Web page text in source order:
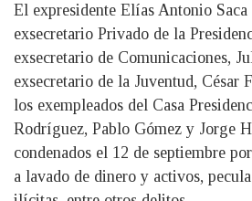
El expresidente Elías Antonio Saca
exsecretario Privado de la
exsecretario de Comunicaciones,
exsecretario de la Juventud, César
los exempleados del Casa
Rodríguez, Pablo Gómez y Jorge
condenados el 12 de septiembre
a lavado de dinero y activos,